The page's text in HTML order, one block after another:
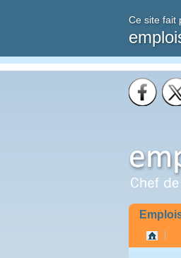
Ce site fait